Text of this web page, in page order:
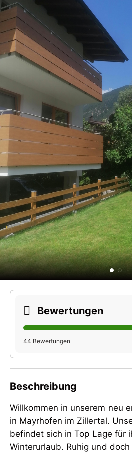
Bewertungen
44 Bewertungen
Beschreibung
Willkommen in unserem neu
in Mayrhofen im Zillertal.
befindet sich in Top Lage für
Winterurlaub. Ruhig und